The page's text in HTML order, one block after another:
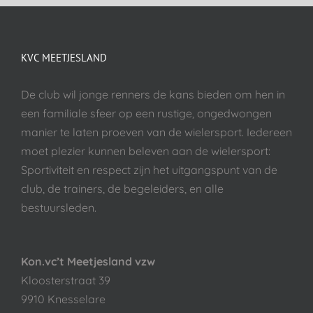
KVC MEETJESLAND
De club wil jonge renners de kans bieden om hen in
een familiale sfeer op een rustige, ongedwongen
manier te laten proeven van de wielersport. Iedereen
moet plezier kunnen beleven aan de wielersport:
Sportiviteit en respect zijn het uitgangspunt van de
club, de trainers, de begeleiders, en alle
bestuursleden.
Kon.vc’t Meetjesland vzw
Kloosterstraat 39
9910 Knesselare